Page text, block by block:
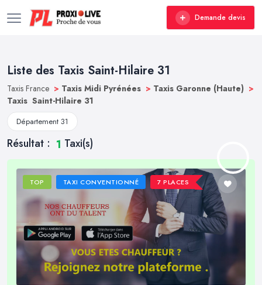
Demande devis
Liste des Taxis Saint-Hilaire 31
Taxis France > Taxis Midi Pyrénées > Taxis Garonne (Haute) >
Taxis Saint-Hilaire 31
Département 31
Résultat : 1 Taxi(s)
TOP TAXI CONVENTIONNÉ 7 PLACES